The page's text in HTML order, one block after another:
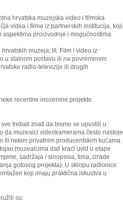
hrvatska muzejska video i filmska
videa i filma iz partnerskih institucija, koji
proizvodnje i mogućnostima
muzeja; lll. Film i video iz
u stalnom postavu ili na povremenim
radio-televizije ili drugih
recentne inozemne projekte.
trebali znati da bismo se upustili u
da muzealci videokamerama često nastoje
ili nekim privatnim producentskim kućama.
muzealcima dati kraći uvid u etape
sadržaja / sinopsisa, tima, izrade
gotovog projekta). U sklopu radionice
koji imaju praktična iskustva u
su: